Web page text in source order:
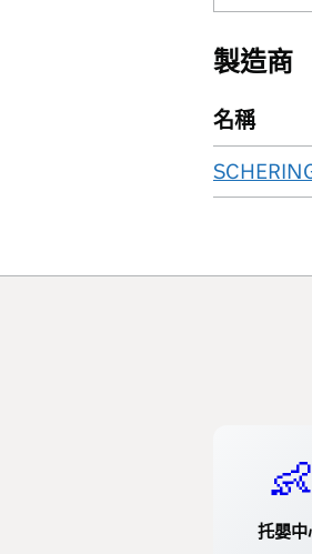
製造商
名稱
👶
托嬰中